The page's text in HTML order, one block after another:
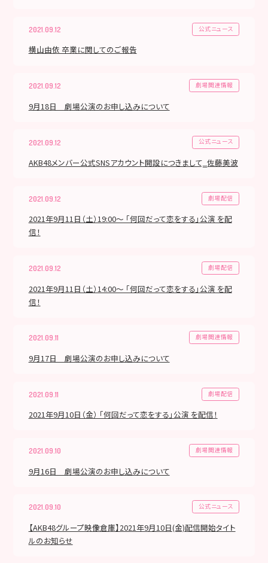
2021.09.12 公式ニュース
横山由依 卒業に関してのご報告
2021.09.12 劇場関連情報
9月18日 劇場公演のお申し込みについて
2021.09.12 公式ニュース
AKB48メンバー公式SNSアカウント開設につきまして‗佐藤美波
2021.09.12 劇場配信
2021年9月11日（土）19:00～ 「何回だって恋をする」公演 を配
信！
2021.09.12 劇場配信
2021年9月11日（土）14:00～ 「何回だって恋をする」公演 を配
信！
2021.09.11 劇場関連情報
9月17日 劇場公演のお申し込みについて
2021.09.11 劇場配信
2021年9月10日（金） 「何回だって恋をする」公演 を配信！
2021.09.10 劇場関連情報
9月16日 劇場公演のお申し込みについて
2021.09.10 公式ニュース
【AKB48グループ映像倉庫】2021年9月10日(金)配信開始タイト
ルのお知らせ